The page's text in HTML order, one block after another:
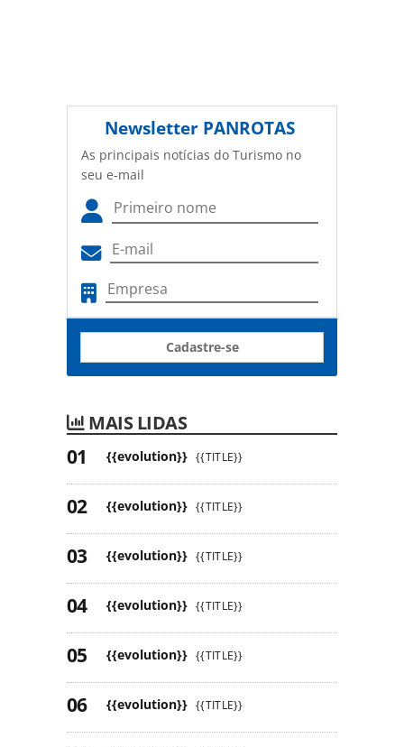
Newsletter PANROTAS
As principais notícias do Turismo no
seu e-mail
Cadastre-se
MAIS LIDAS
{{evolution}} {{TITLE}}
{{evolution}} {{TITLE}}
{{evolution}} {{TITLE}}
{{evolution}} {{TITLE}}
{{evolution}} {{TITLE}}
{{evolution}} {{TITLE}}